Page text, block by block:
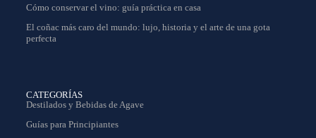
Cómo conservar el vino: guía práctica en casa
El coñac más caro del mundo: lujo, historia y el arte de una gota
perfecta
CATEGORÍAS
Destilados y Bebidas de Agave
Guías para Principiantes